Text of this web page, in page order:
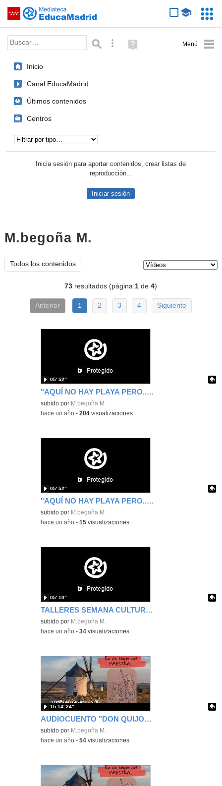
Saltar navegación
Palabra o frase: Búsqueda avanzada
Ayuda
(en
Inicio
Canal EducaMadrid
Últimos contenidos
Centros
Inicia sesión para aportar contenidos, crear listas de
reproducción...
Iniciar sesión
M.begoña M.
Todos los contenidos
73 resultados (página1 de4)
Anterior 1 2 3 4 Siguiente
"AQUÍ NO HAY PLAYA PERO...TENEMOS VACACIONES"
Contenido educativo.
subido por M.begoña M.
05′ 52″
-hace un año -204 visualizaciones
"AQUÍ NO HAY PLAYA PERO...TENEMOS VACACIONES"
Contenido educativo.
subido por M.begoña M.
05′ 52″
-hace un año -15 visualizaciones
TALLERES SEMANA CULTURAL 2025
Contenido educativo.
subido por M.begoña M.
05′ 10″
-hace un año -34 visualizaciones
AUDIOCUENTO "DON QUIJOTE"
Contenido educativo.
subido por M.begoña M.
1h 14′ 24″
-hace un año -54 visualizaciones